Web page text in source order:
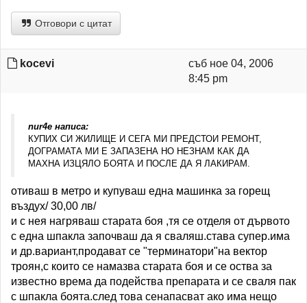
Отговори с цитат
kocevi
съб ное 04, 2006
8:45 pm
nur4e написа:
КУПИХ СИ ЖИЛИЩЕ И СЕГА МИ ПРЕДСТОИ РЕМОНТ,
ДОГРАМАТА МИ Е ЗАПАЗЕНА НО НЕЗНАМ КАК ДА
МАХНА ИЗЦЯЛО БОЯТА И ПОСЛЕ ДА Я ЛАКИРАМ.
отиваш в метро и купуваш една машинка за горещ
въздух/ 30,00 лв/
и с нея нагряваш старата боя ,тя се отделя от дървото
с една шпакла започваш да я сваляш.става супер.има
и др.вариант,продават се "терминатори"на вектор
троян,с които се намазва старата боя и се оства за
известно врема да подейства препарата и се сваля пак
с шпакла боята.след това сенапасват ако има нещо